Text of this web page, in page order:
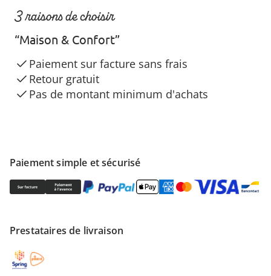
Paiement simple et sécurisé
Prestataires de livraison
3 raisons de choisir
“Maison & Confort”
Paiement sur facture sans frais
Retour gratuit
Pas de montant minimum d'achats